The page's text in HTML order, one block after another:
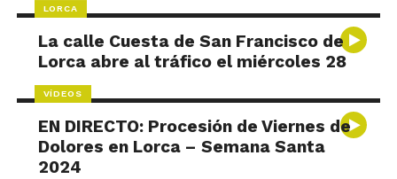
LORCA
La calle Cuesta de San Francisco de
Lorca abre al tráfico el miércoles 28
VÍDEOS
EN DIRECTO: Procesión de Viernes de
Dolores en Lorca – Semana Santa
2024